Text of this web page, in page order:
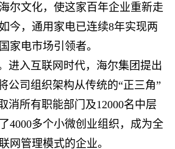
尔文化，使这家百年企业重新走
今，通用家电已连续8年实现两
家电市场引领者。
进入互联网时代，海尔集团提出
公司组织架构从传统的“正三角”
消所有职能部门及12000名中层
4000多个小微创业组织，成为全
网管理模式的企业。